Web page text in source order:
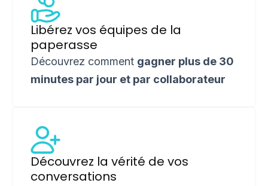
Libérez vos équipes de la
paperasse
Découvrez comment gagner plus de 30
minutes par jour et par collaborateur
Découvrez la vérité de vos
conversations